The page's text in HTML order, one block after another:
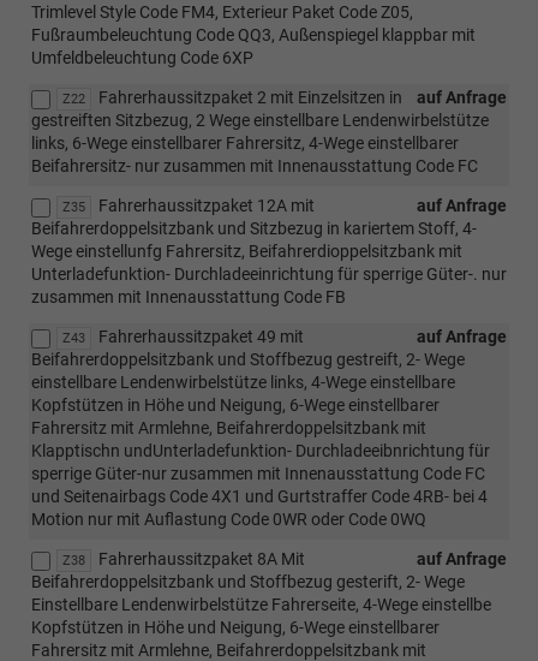
Trimlevel Style Code FM4, Exterieur Paket Code Z05,
Fußraumbeleuchtung Code QQ3, Außenspiegel klappbar mit
Umfeldbeleuchtung Code 6XP
Z22 auf Anfrage
Fahrerhaussitzpaket 2 mit Einzelsitzen in
gestreiften Sitzbezug, 2 Wege einstellbare Lendenwirbelstütze
links, 6-Wege einstellbarer Fahrersitz, 4-Wege einstellbarer
Beifahrersitz- nur zusammen mit Innenausstattung Code FC
Z35 auf Anfrage
Fahrerhaussitzpaket 12A mit
Beifahrerdoppelsitzbank und Sitzbezug in kariertem Stoff, 4-
Wege einstellunfg Fahrersitz, Beifahrerdioppelsitzbank mit
Unterladefunktion- Durchladeeinrichtung für sperrige Güter-. nur
zusammen mit Innenausstattung Code FB
Z43 auf Anfrage
Fahrerhaussitzpaket 49 mit
Beifahrerdoppelsitzbank und Stoffbezug gestreift, 2- Wege
einstellbare Lendenwirbelstütze links, 4-Wege einstellbare
Kopfstützen in Höhe und Neigung, 6-Wege einstellbarer
Fahrersitz mit Armlehne, Beifahrerdoppelsitzbank mit
Klapptischn undUnterladefunktion- Durchladeeibnrichtung für
sperrige Güter-nur zusammen mit Innenausstattung Code FC
und Seitenairbags Code 4X1 und Gurtstraffer Code 4RB- bei 4
Motion nur mit Auflastung Code 0WR oder Code 0WQ
Z38 auf Anfrage
Fahrerhaussitzpaket 8A Mit
Beifahrerdoppelsitzbank und Stoffbezug gesterift, 2- Wege
Einstellbare Lendenwirbelstütze Fahrerseite, 4-Wege einstellbe
Kopfstützen in Höhe und Neigung, 6-Wege einstellbarer
Fahrersitz mit Armlehne, Beifahrerdoppelsitzbank mit